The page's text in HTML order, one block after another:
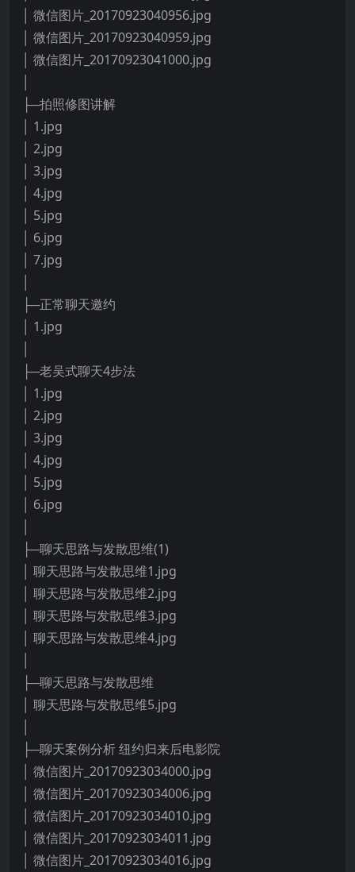
│ 微信图片_20170923040956.jpg
│ 微信图片_20170923040959.jpg
│ 微信图片_20170923041000.jpg
├─拍照修图讲解
│ 1.jpg
│ 2.jpg
│ 3.jpg
│ 4.jpg
│ 5.jpg
│ 6.jpg
│ 7.jpg
├─正常聊天邀约
│ 1.jpg
├─老吴式聊天4步法
│ 1.jpg
│ 2.jpg
│ 3.jpg
│ 4.jpg
│ 5.jpg
│ 6.jpg
├─聊天思路与发散思维(1)
│ 聊天思路与发散思维1.jpg
│ 聊天思路与发散思维2.jpg
│ 聊天思路与发散思维3.jpg
│ 聊天思路与发散思维4.jpg
├─聊天思路与发散思维
│ 聊天思路与发散思维5.jpg
├─聊天案例分析 纽约归来后电影院
│ 微信图片_20170923034000.jpg
│ 微信图片_20170923034006.jpg
│ 微信图片_20170923034010.jpg
│ 微信图片_20170923034011.jpg
│ 微信图片_20170923034016.jpg